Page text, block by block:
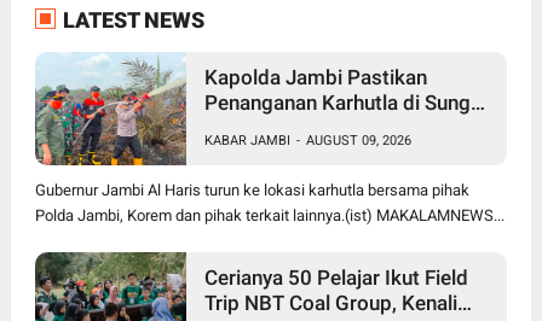
LATEST NEWS
Kapolda Jambi Pastikan
Penanganan Karhutla di Sungai
TNI-Polri dan BPBD Diperkuat
KABAR JAMBI - AUGUST 09, 2026
Gubernur Jambi Al Haris turun ke lokasi karhutla bersama pihak
Polda Jambi, Korem dan pihak terkait lainnya.(ist) MAKALAMNEWS...
Cerianya 50 Pelajar Ikut Field
Trip NBT Coal Group, Kenali